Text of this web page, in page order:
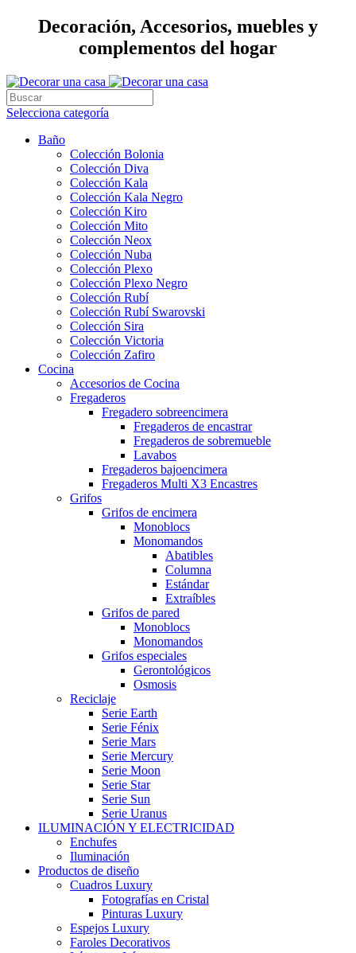
Decoración, Accesorios, muebles y
complementos del hogar
Selecciona categoría
Baño
Colección Bolonia
Colección Diva
Colección Kala
Colección Kala Negro
Colección Kiro
Colección Mito
Colección Neox
Colección Nuba
Colección Plexo
Colección Plexo Negro
Colección Rubí
Colección Rubí Swarovski
Colección Sira
Colección Victoria
Colección Zafiro
Cocina
Accesorios de Cocina
Fregaderos
Fregadero sobreencimera
Fregaderos de encastrar
Fregaderos de sobremueble
Lavabos
Fregaderos bajoencimera
Fregaderos Multi X3 Encastres
Grifos
Grifos de encimera
Monoblocs
Monomandos
Abatibles
Columna
Estándar
Extraíbles
Grifos de pared
Monoblocs
Monomandos
Grifos especiales
Gerontológicos
Osmosis
Reciclaje
Serie Earth
Serie Fénix
Serie Mars
Serie Mercury
Serie Moon
Serie Star
Serie Sun
Serie Uranus
ILUMINACIÓN Y ELECTRICIDAD
Enchufes
Iluminación
Productos de diseño
Cuadros Luxury
Fotografías en Cristal
Pinturas Luxury
Espejos Luxury
Faroles Decorativos